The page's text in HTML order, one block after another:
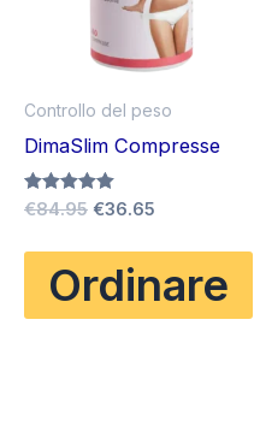
Controllo del peso
DimaSlim Compresse
Valutato
€84.95 Il
originale
era:
€84.95.
€36.65
attuale
è:
€36.65.
Ordinare